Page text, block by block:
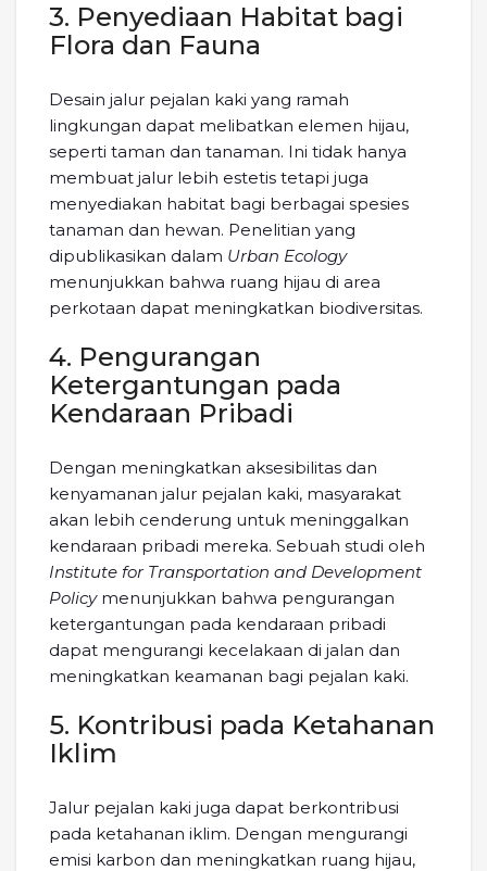
3. Penyediaan Habitat bagi
Flora dan Fauna
Desain jalur pejalan kaki yang ramah
lingkungan dapat melibatkan elemen hijau,
seperti taman dan tanaman. Ini tidak hanya
membuat jalur lebih estetis tetapi juga
menyediakan habitat bagi berbagai spesies
tanaman dan hewan. Penelitian yang
dipublikasikan dalam Urban Ecology
menunjukkan bahwa ruang hijau di area
perkotaan dapat meningkatkan biodiversitas.
4. Pengurangan
Ketergantungan pada
Kendaraan Pribadi
Dengan meningkatkan aksesibilitas dan
kenyamanan jalur pejalan kaki, masyarakat
akan lebih cenderung untuk meninggalkan
kendaraan pribadi mereka. Sebuah studi oleh
Institute for Transportation and Development
Policymenunjukkan bahwa pengurangan
ketergantungan pada kendaraan pribadi
dapat mengurangi kecelakaan di jalan dan
meningkatkan keamanan bagi pejalan kaki.
5. Kontribusi pada Ketahanan
Iklim
Jalur pejalan kaki juga dapat berkontribusi
pada ketahanan iklim. Dengan mengurangi
emisi karbon dan meningkatkan ruang hijau,